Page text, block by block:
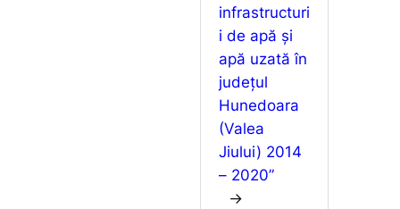
infrastructuri
i de apă și
apă uzată în
județul
Hunedoara
(Valea
Jiului) 2014
– 2020”
→